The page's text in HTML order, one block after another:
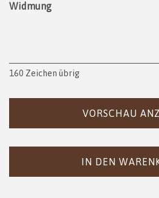
Widmung
160 Zeichen übrig
VORSCHAU
IN DEN